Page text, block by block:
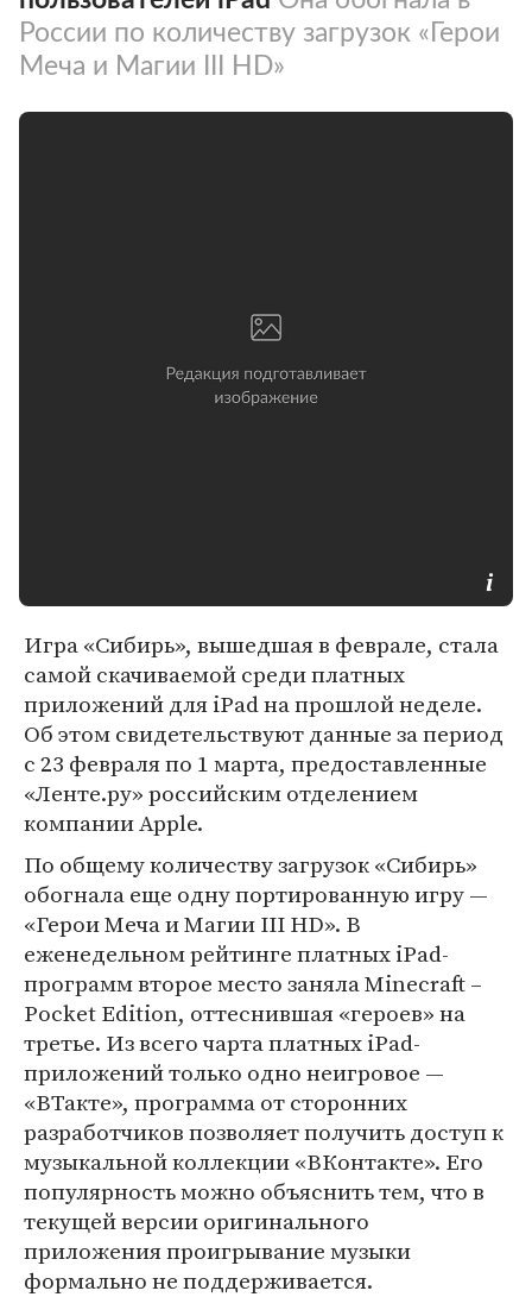
России по количеству загрузок «Герои
Меча и Магии III HD»
Игра «Сибирь», вышедшая в феврале, стала
самой скачиваемой среди платных
приложений для iPad на прошлой неделе.
Об этом свидетельствуют данные за период
с 23 февраля по 1 марта, предоставленные
«Ленте.ру» российским отделением
компании Apple.
По общему количеству загрузок «Сибирь»
обогнала еще одну портированную игру —
«Герои Меча и Магии III HD». В
еженедельном рейтинге платных iPad-
программ второе место заняла Minecraft –
Pocket Edition, оттеснившая «героев» на
третье. Из всего чарта платных iPad-
приложений только одно неигровое —
«ВТакте», программа от сторонних
разработчиков позволяет получить доступ к
музыкальной коллекции «ВКонтакте». Его
популярность можно объяснить тем, что в
текущей версии оригинального
приложения проигрывание музыки
формально не поддерживается.